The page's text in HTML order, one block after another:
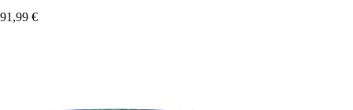
91,99 €